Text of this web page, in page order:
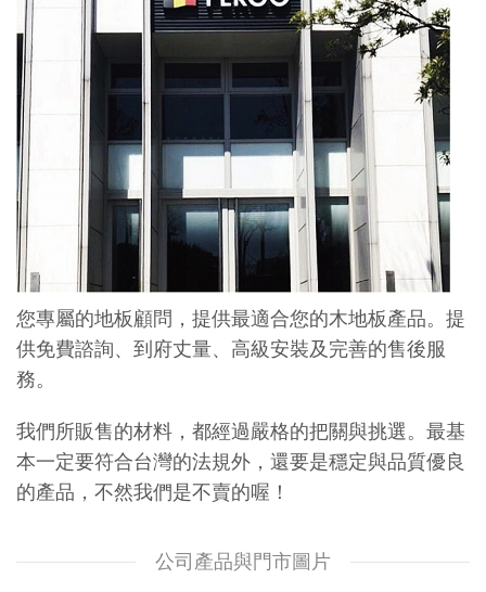
您專屬的地板顧問，提供最適合您的木地板產品。提
供免費諮詢、到府丈量、高級安裝及完善的售後服
務。
我們所販售的材料，都經過嚴格的把關與挑選。最基
本一定要符合台灣的法規外，還要是穩定與品質優良
的產品，不然我們是不賣的喔！
公司產品與門市圖片